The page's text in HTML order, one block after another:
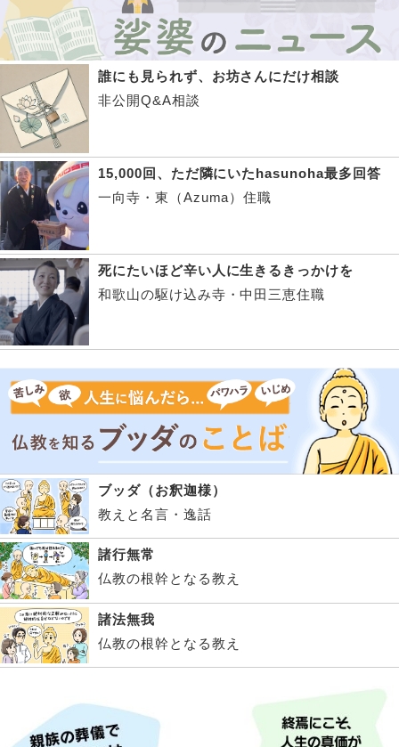
誰にも見られず、お坊さんにだけ相談
非公開Q&A相談
15,000回、ただ隣にいたhasunoha最多回答
一向寺・東（Azuma）住職
死にたいほど辛い人に生きるきっかけを
和歌山の駆け込み寺・中田三恵住職
ブッダ（お釈迦様）
教えと名言・逸話
諸行無常
仏教の根幹となる教え
諸法無我
仏教の根幹となる教え